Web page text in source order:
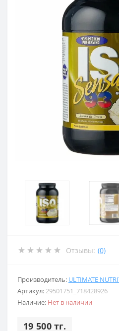
Отзывы: (0)
Производитель: ULTIMATE
Артикул:29501751_718428926
Наличие: Нет в наличии
19 500 тг.